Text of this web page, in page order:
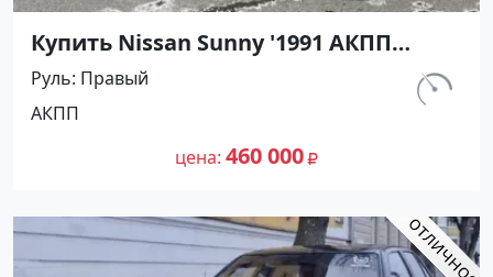
Купить Nissan Sunny '1991 АКПП
(1400/75 л.с.) Бензин инжектор
Тамань цвет Черный Седан по цене
460000 рублей, объявление №27493
на сайте Авторынок23
км.
Руль Правый
АКПП
цена 460 000